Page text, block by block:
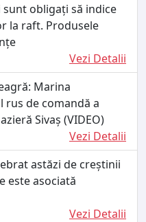
obligați să indice
la raft. Produsele
Vezi Detalii
Marina
de comandă a
Sivaș (VIDEO)
Vezi Detalii
astăzi de creștinii
este asociată
Vezi Detalii